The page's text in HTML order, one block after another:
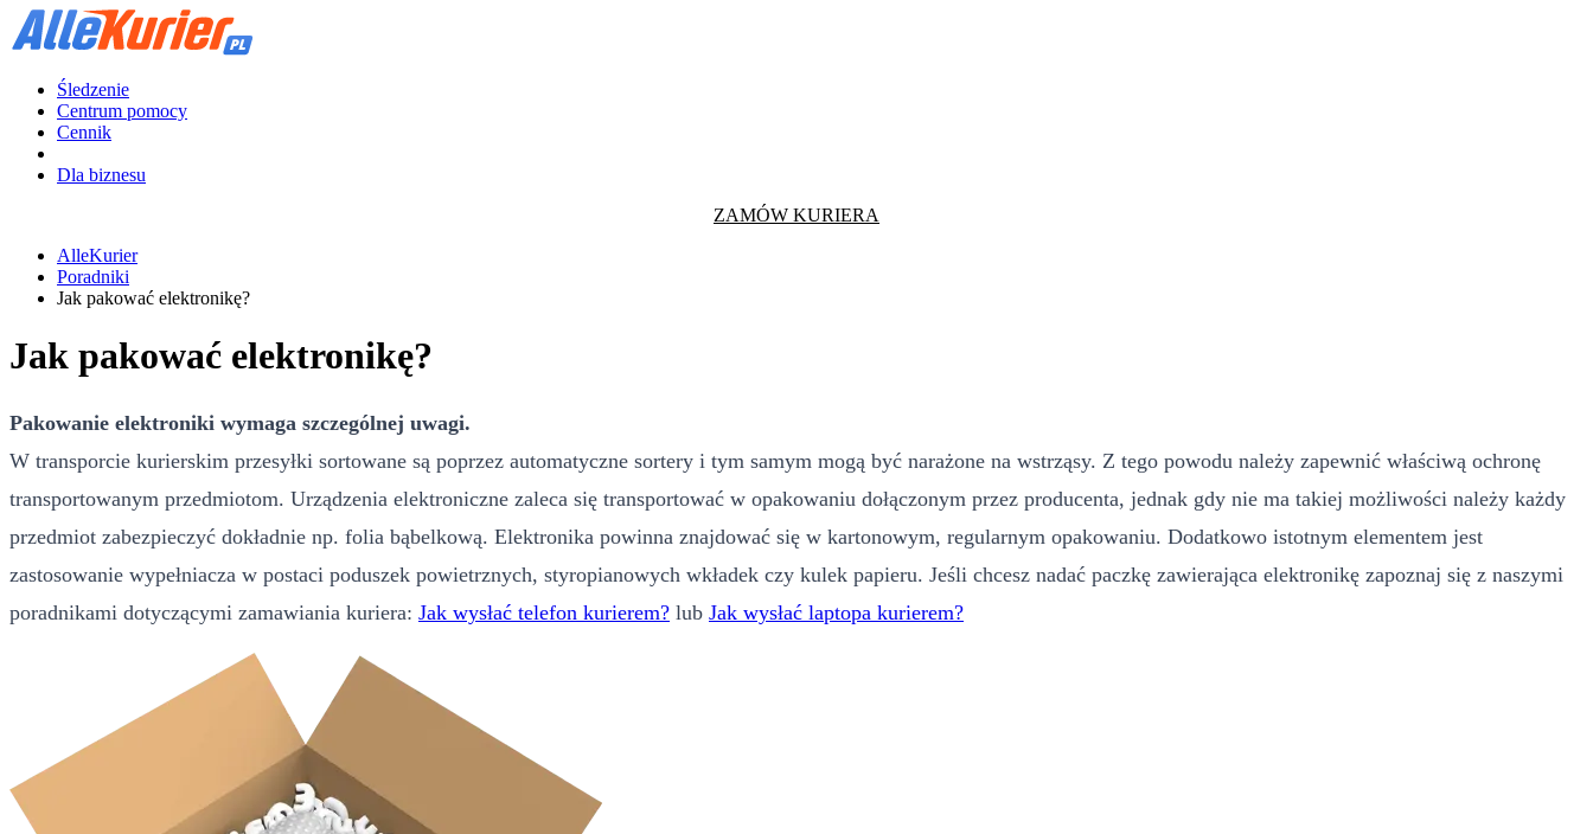
Śledzenie
Centrum pomocy
Cennik
Dla biznesu
ZAMÓW KURIERA
AlleKurier
Poradniki
Jak pakować elektronikę?
Jak pakować elektronikę?
Pakowanie elektroniki wymaga szczególnej uwagi.
W transporcie kurierskim przesyłki sortowane są poprzez automatyczne sortery i tym samym mogą być narażone na wstrząsy. Z tego powodu należy zapewnić właściwą ochronę
transportowanym przedmiotom. Urządzenia elektroniczne zaleca się transportować w opakowaniu dołączonym przez producenta, jednak gdy nie ma takiej możliwości należy każdy
przedmiot zabezpieczyć dokładnie np. folia bąbelkową. Elektronika powinna znajdować się w kartonowym, regularnym opakowaniu. Dodatkowo istotnym elementem jest
zastosowanie wypełniacza w postaci poduszek powietrznych, styropianowych wkładek czy kulek papieru. Jeśli chcesz nadać paczkę zawierająca elektronikę zapoznaj się z naszymi
poradnikami dotyczącymi zamawiania kuriera: Jak wysłać telefon kurierem? lub Jak wysłać laptopa kurierem?